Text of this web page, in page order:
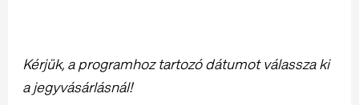
Kérjük, a programhoz tartozó dátumot válassza ki
a jegyvásárlásnál!